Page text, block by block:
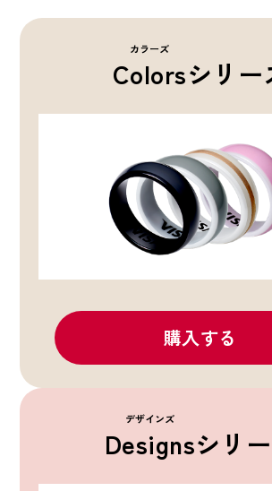
Colors
カラーズ
シリー
購入する
Designs
デザインズ
シリ